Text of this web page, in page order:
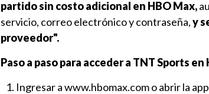
partido sin costo adicional en HBO Max,
servicio, correo electrónico y contraseña,y
proveedor".
Paso a paso para acceder a TNT Sports en
Ingresar awww.hbomax.como abrir la